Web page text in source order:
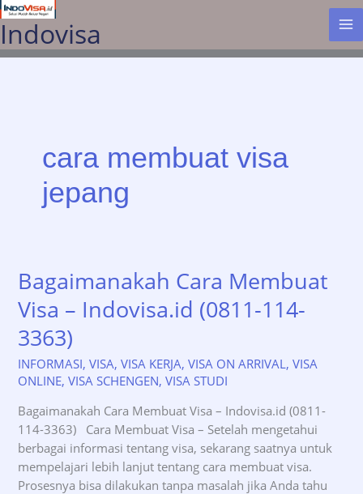
Lewati
ke
konten
Indovisa
cara membuat visa
jepang
Bagaimanakah Cara Membuat
Visa – Indovisa.id (0811-114-
3363)
INFORMASI,VISA,VISA KERJA,VISA ON ARRIVAL,VISA
ONLINE,VISA SCHENGEN,VISA STUDI
Bagaimanakah Cara Membuat Visa – Indovisa.id (0811-
114-3363) Cara Membuat Visa – Setelah mengetahui
berbagai informasi tentang visa, sekarang saatnya untuk
mempelajari lebih lanjut tentang cara membuat visa.
Prosesnya bisa dilakukan tanpa masalah jika Anda tahu